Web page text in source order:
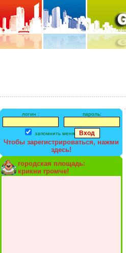
логин : пароль:
запомнить меня
Чтобы зарегистрироваться, нажми
здесь!
городская площадь:
крикни громче!